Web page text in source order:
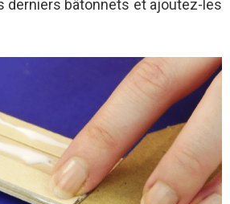
derniers bâtonnets et ajoutez-les